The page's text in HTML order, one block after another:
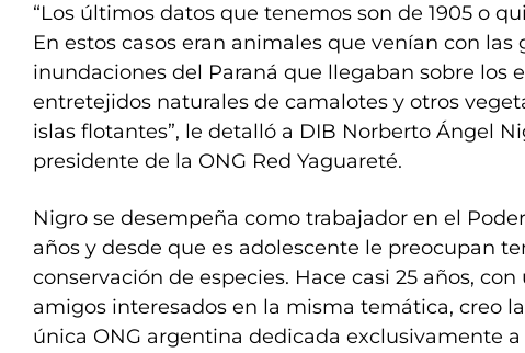
“Los últimos datos que tenemos son de 1905 o
En estos casos eran animales que venían con las
inundaciones del Paraná que llegaban sobre los
entretejidos naturales de camalotes y otros
islas flotantes”, le detalló a DIB Norberto Ángel
presidente de la ONG Red Yaguareté.
Nigro se desempeña como trabajador en el
años y desde que es adolescente le preocupan
conservación de especies. Hace casi 25 años,
amigos interesados en la misma temática, creo
única ONG argentina dedicada exclusivamente a